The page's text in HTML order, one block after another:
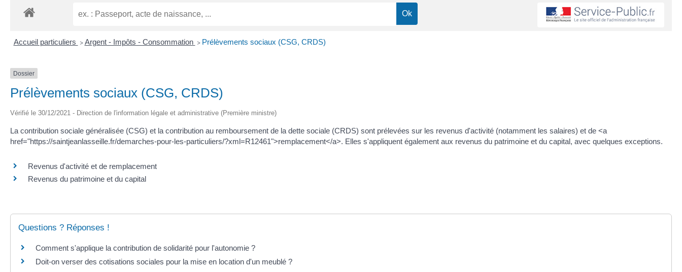
Accueil particuliers > Argent - Impôts - Consommation > Prélèvements sociaux (CSG, CRDS)
Dossier
Prélèvements sociaux (CSG, CRDS)
Vérifié le 30/12/2021 - Direction de l'information légale et administrative (Première ministre)
La contribution sociale généralisée (CSG) et la contribution au remboursement de la dette sociale (CRDS) sont prélevées sur les revenus d'activité (notamment les salaires) et de <a
href="https://saintjeanlasseille.fr/demarches-pour-les-particuliers/?xml=R12461">remplacement</a>. Elles s'appliquent également aux revenus du patrimoine et du capital, avec quelques exceptions.
Revenus d'activité et de remplacement
Revenus du patrimoine et du capital
Questions ? Réponses !
Comment s'applique la contribution de solidarité pour l'autonomie ?
Doit-on verser des cotisations sociales pour la mise en location d'un meublé ?